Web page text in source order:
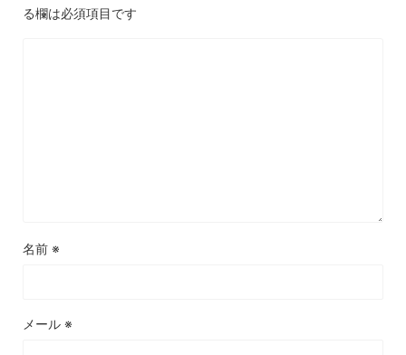
る欄は必須項目です
名前 ※
メール ※